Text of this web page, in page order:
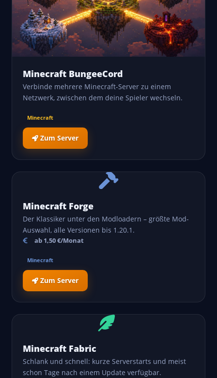
Minecraft BungeeCord
Verbinde mehrere Minecraft-Server zu einem
Netzwerk, zwischen dem deine Spieler wechseln.
Minecraft
Zum Server
Minecraft Forge
Der Klassiker unter den Modloadern – größte Mod-
Auswahl, alle Versionen bis 1.20.1.
ab 1,50 €/Monat
Minecraft
Zum Server
Minecraft Fabric
Schlank und schnell: kurze Serverstarts und meist
schon Tage nach einem Update verfügbar.